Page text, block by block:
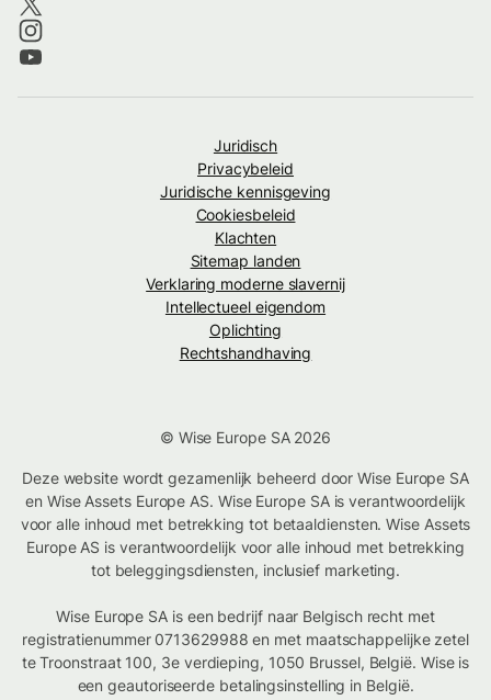
Juridisch
Privacybeleid
Juridische kennisgeving
Cookiesbeleid
Klachten
Sitemap landen
Verklaring moderne slavernij
Intellectueel eigendom
Oplichting
Rechtshandhaving
© Wise Europe SA 2026
Deze website wordt gezamenlijk beheerd door Wise Europe SA
en Wise Assets Europe AS. Wise Europe SA is verantwoordelijk
voor alle inhoud met betrekking tot betaaldiensten. Wise Assets
Europe AS is verantwoordelijk voor alle inhoud met betrekking
tot beleggingsdiensten, inclusief marketing.
Wise Europe SA is een bedrijf naar Belgisch recht met
registratienummer 0713629988 en met maatschappelijke zetel
te Troonstraat 100, 3e verdieping, 1050 Brussel, België. Wise is
een geautoriseerde betalingsinstelling in België.